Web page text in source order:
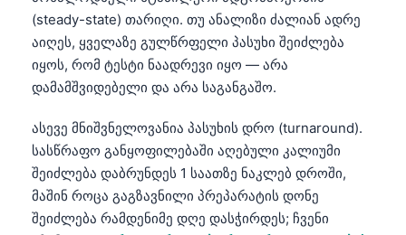
(steady-state) თარიღი. თუ ანალიზი ძალიან ადრე
აიღეს, ყველაზე გულწრფელი პასუხი შეიძლება
იყოს, რომ ტესტი ნაადრევი იყო — არა
დამამშვიდებელი და არა საგანგაშო.
ასევე მნიშვნელოვანია პასუხის დრო (turnaround).
სასწრაფო განყოფილებაში აღებული კალიუმი
შეიძლება დაბრუნდეს 1 საათზე ნაკლებ დროში,
მაშინ როცა გაგზავნილი პრეპარატის დონე
შეიძლება რამდენიმე დღე დასჭირდეს; ჩვენი